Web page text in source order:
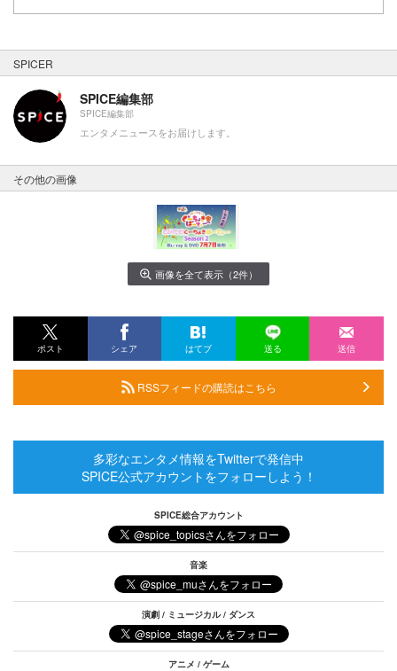
SPICER
SPICE編集部
SPICE編集部
エンタメニュースをお届けします。
その他の画像
画像を全て表示（2件）
ポスト シェア はてブ 送る 送信
RSSフィードの購読はこちら
多彩なエンタメ情報をTwitterで発信中
SPICE公式アカウントをフォローしよう！
SPICE総合アカウント
音楽
演劇 / ミュージカル / ダンス
アニメ / ゲーム